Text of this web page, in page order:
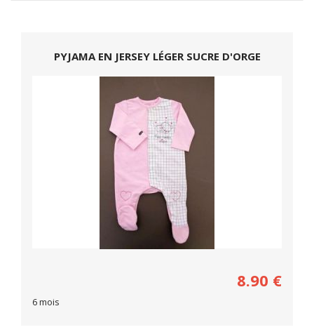
PYJAMA EN JERSEY LÉGER SUCRE D'ORGE
8.90 €
6 mois